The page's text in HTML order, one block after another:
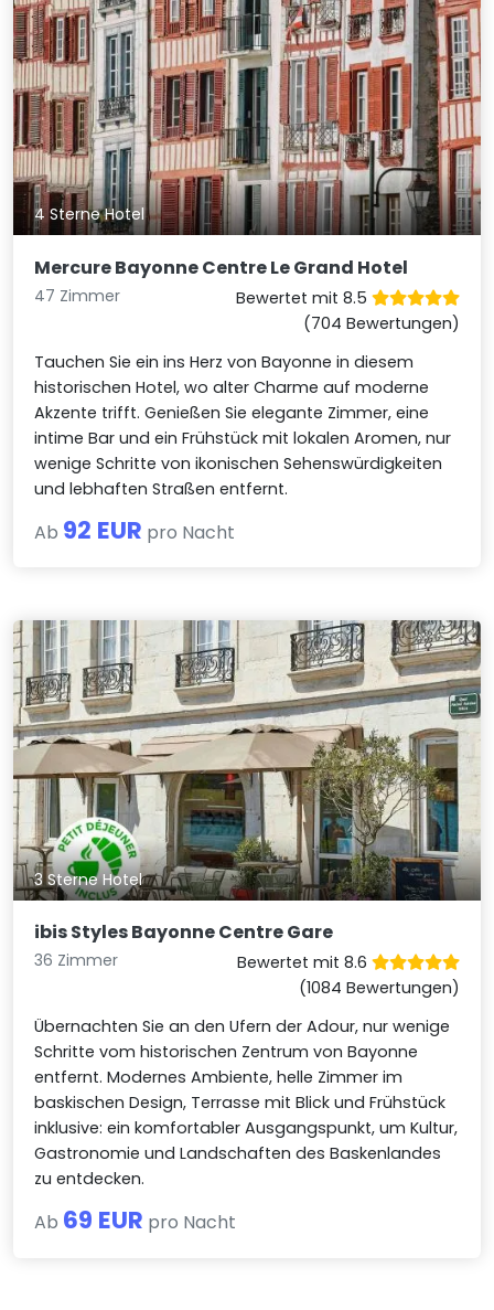
4 Sterne Hotel
Mercure Bayonne Centre Le Grand Hotel
47 Zimmer
Bewertet mit 8.5
(704 Bewertungen)
Tauchen Sie ein ins Herz von Bayonne in diesem
historischen Hotel, wo alter Charme auf moderne
Akzente trifft. Genießen Sie elegante Zimmer, eine
intime Bar und ein Frühstück mit lokalen Aromen, nur
wenige Schritte von ikonischen Sehenswürdigkeiten
und lebhaften Straßen entfernt.
Ab 92 EUR pro Nacht
3 Sterne Hotel
ibis Styles Bayonne Centre Gare
36 Zimmer
Bewertet mit 8.6
(1084 Bewertungen)
Übernachten Sie an den Ufern der Adour, nur wenige
Schritte vom historischen Zentrum von Bayonne
entfernt. Modernes Ambiente, helle Zimmer im
baskischen Design, Terrasse mit Blick und Frühstück
inklusive: ein komfortabler Ausgangspunkt, um Kultur,
Gastronomie und Landschaften des Baskenlandes
zu entdecken.
Ab 69 EUR pro Nacht